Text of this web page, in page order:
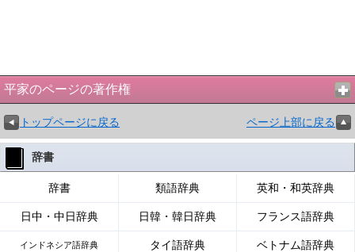
平家のページの著作権
トップページに戻る ページ上部に戻る
辞書
辞書 類語辞典 英和・和英辞典
日中・中日辞典 日韓・韓日辞典 フランス語辞典
インドネシア語辞典 タイ語辞典 ベトナム語辞典